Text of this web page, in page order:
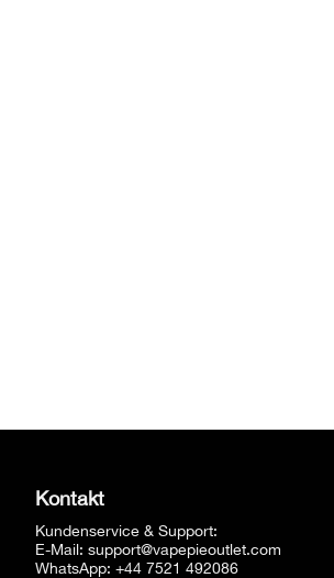
Kontakt
Kundenservice & Support:
E-Mail: support@vapepieoutlet.com
WhatsApp: +44 7521 492086